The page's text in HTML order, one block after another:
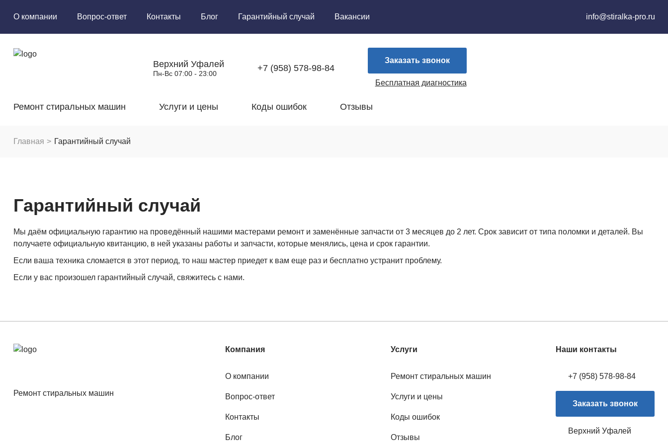
О компании Вопрос-ответ Контакты Блог Гарантийный случай Вакансии info@stiralka-pro.ru
Верхний Уфалей
Пн-Вс 07:00 - 23:00
+7 (958) 578-98-84
Заказать звонок
Бесплатная диагностика
Ремонт стиральных машин Услуги и цены Коды ошибок Отзывы
Главная Гарантийный случай
Гарантийный случай
Мы даём официальную гарантию на проведённый нашими мастерами ремонт и заменённые запчасти от 3 месяцев до 2 лет. Срок зависит от типа поломки и деталей. Вы
получаете официальную квитанцию, в ней указаны работы и запчасти, которые менялись, цена и срок гарантии.
Если ваша техника сломается в этот период, то наш мастер приедет к вам еще раз и бесплатно устранит проблему.
Если у вас произошел гарантийный случай, свяжитесь с нами.
Ремонт стиральных машин
Компания
О компании
Вопрос-ответ
Контакты
Блог
Услуги
Ремонт стиральных машин
Услуги и цены
Коды ошибок
Отзывы
Наши контакты
+7 (958) 578-98-84
Заказать звонок
Верхний Уфалей